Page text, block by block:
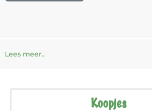
Lees meer..
Koopjes